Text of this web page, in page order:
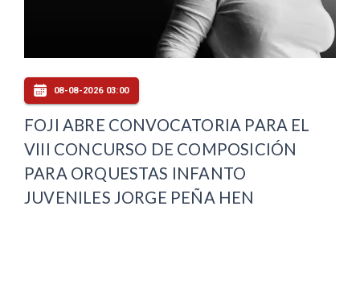
08-08-2026 03:00
FOJI ABRE CONVOCATORIA PARA EL
VIII CONCURSO DE COMPOSICIÓN
PARA ORQUESTAS INFANTO
JUVENILES JORGE PEÑA HEN